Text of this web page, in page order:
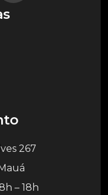
267
– 18h